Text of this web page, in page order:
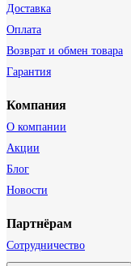
Доставка
Оплата
Возврат и обмен товара
Гарантия
Компания
О компании
Акции
Блог
Новости
Партнёрам
Сотрудничество